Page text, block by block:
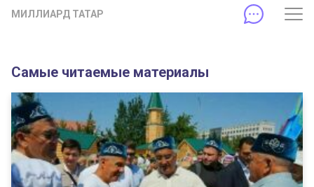
МИЛЛИАРД ТАТАР
Самые читаемые материалы